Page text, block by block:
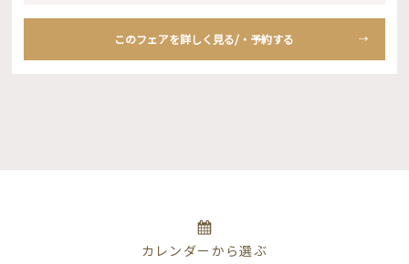
このフェアを詳しく見る/・予約する
カレンダーから選ぶ